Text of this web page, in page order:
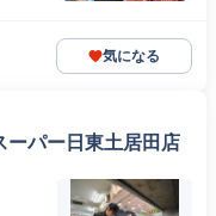
気になる
ーパー日東土居田店